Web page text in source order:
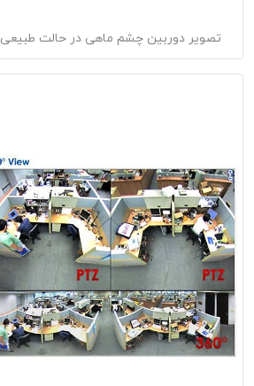
تصویر دوربین چشم ماهی در حالت طبیعی